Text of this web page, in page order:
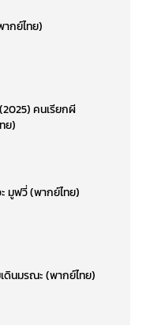
กย์ไทย)
คนเรียกผี
ย)
มูฟวี่ (พากย์ไทย)
ดินมรณะ (พากย์ไทย)